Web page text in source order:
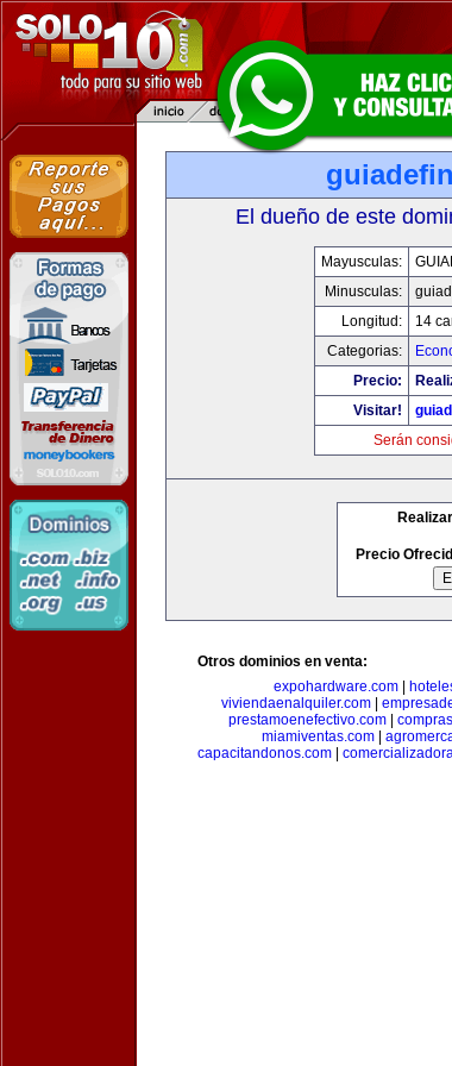
El dueño de este
Mayusculas:
Minusculas:
Longitud:
14
Categorias:
Precio:
Visitar!
Serán
Precio
Otros dominios en venta:
expohardware.com|
viviendaenalquiler.com|
prestamoenefectivo.com
miamiventas.com
capacitandonos.com